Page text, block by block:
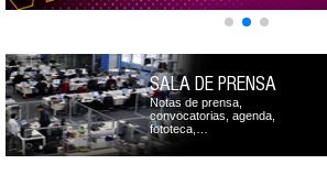
SALA DE PRENSA
Notas de prensa,
convocatorias, agenda,
fototeca,…